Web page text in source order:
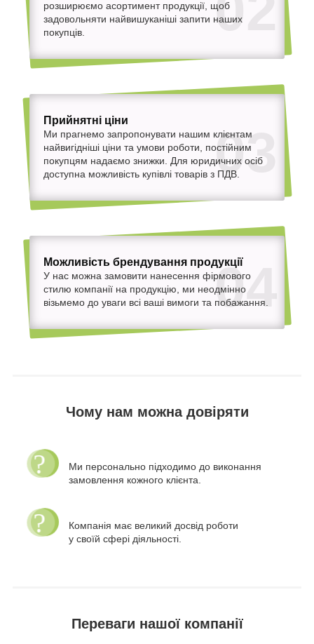
розширюємо асортимент продукції, щоб
задовольняти найвишуканіші запити наших
покупців.
03
Прийнятні ціни
Ми прагнемо запропонувати нашим клієнтам
найвигідніші ціни та умови роботи, постійним
покупцям надаємо знижки. Для юридичних осіб
доступна можливість купівлі товарів з ПДВ.
04
Можливість брендування продукції
У нас можна замовити нанесення фірмового
стилю компанії на продукцію, ми неодмінно
візьмемо до уваги всі ваші вимоги та побажання.
Чому нам можна довіряти
Ми персонально підходимо до виконання
замовлення кожного клієнта.
Компанія має великий досвід роботи
у своїй сфері діяльності.
Переваги нашої компанії